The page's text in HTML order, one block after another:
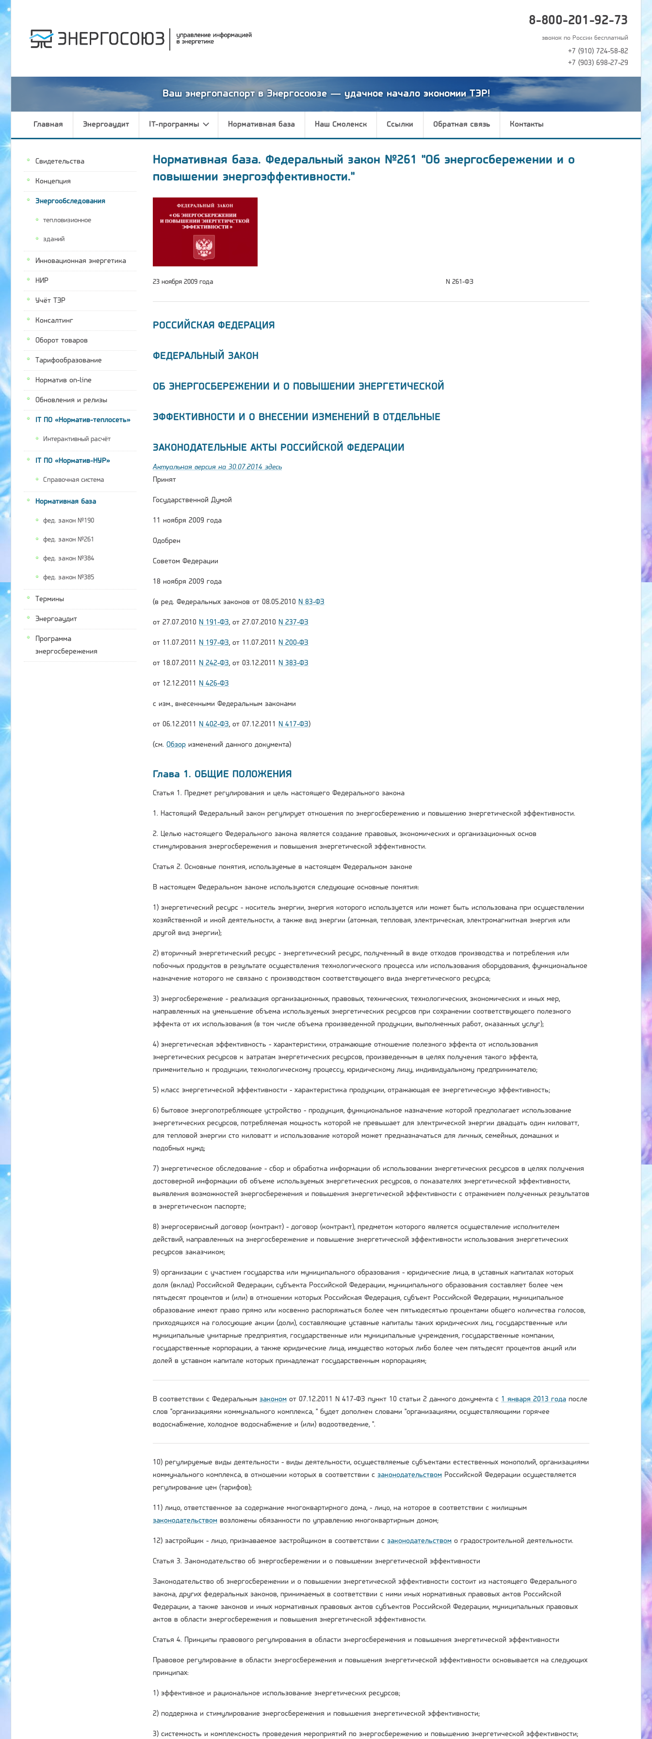
8-800-201-92-73
звонок по России бесплатный
+7 (910) 724-58-82
+7 (903) 698-27-29
Ваш энергопаспорт в Энергосоюзе — удачное начало экономии ТЭР!
Главная Энергоаудит IT-программы Нормативная база Наш Смоленск Ссылки Обратная связь Контакты
Свидетельства
Концепция
Энергообследования
тепловизионное
зданий
Инновационная энергетика
НИР
Учёт ТЭР
Консалтинг
Оборот товаров
Тарифообразование
Норматив on-line
Обновления и релизы
IT ПО «Норматив-теплосеть»
Интерактивный расчёт
IT ПО «Норматив-НУР»
Справочная система
Нормативная база
фед. закон №190
фед. закон №261
фед. закон №384
фед. закон №385
Термины
Энергоаудит
Программа
энергосбережения
Нормативная база. Федеральный закон №261 "Об энергосбережении и о
повышении энергоэффективности."
23 ноября 2009 года N 261-ФЗ
РОССИЙСКАЯ ФЕДЕРАЦИЯ
ФЕДЕРАЛЬНЫЙ ЗАКОН
ОБ ЭНЕРГОСБЕРЕЖЕНИИ И О ПОВЫШЕНИИ ЭНЕРГЕТИЧЕСКОЙ
ЭФФЕКТИВНОСТИ И О ВНЕСЕНИИ ИЗМЕНЕНИЙ В ОТДЕЛЬНЫЕ
ЗАКОНОДАТЕЛЬНЫЕ АКТЫ РОССИЙСКОЙ ФЕДЕРАЦИИ
Актуальная версия на 30.07.2014 здесь
Принят
Государственной Думой
11 ноября 2009 года
Одобрен
Советом Федерации
18 ноября 2009 года
(в ред. Федеральных законов от 08.05.2010 N 83-ФЗ
от 27.07.2010 N 191-ФЗ, от 27.07.2010 N 237-ФЗ
от 11.07.2011 N 197-ФЗ, от 11.07.2011 N 200-ФЗ
от 18.07.2011 N 242-ФЗ, от 03.12.2011 N 383-ФЗ
от 12.12.2011 N 426-ФЗ
с изм., внесенными Федеральным законами
от 06.12.2011 N 402-ФЗ, от 07.12.2011 N 417-ФЗ)
(см. Обзор изменений данного документа)
Глава 1. ОБЩИЕ ПОЛОЖЕНИЯ
Статья 1. Предмет регулирования и цель настоящего Федерального закона
1. Настоящий Федеральный закон регулирует отношения по энергосбережению и повышению энергетической эффективности.
2. Целью настоящего Федерального закона является создание правовых, экономических и организационных основ
стимулирования энергосбережения и повышения энергетической эффективности.
Статья 2. Основные понятия, используемые в настоящем Федеральном законе
В настоящем Федеральном законе используются следующие основные понятия:
1) энергетический ресурс - носитель энергии, энергия которого используется или может быть использована при осуществлении
хозяйственной и иной деятельности, а также вид энергии (атомная, тепловая, электрическая, электромагнитная энергия или
другой вид энергии);
2) вторичный энергетический ресурс - энергетический ресурс, полученный в виде отходов производства и потребления или
побочных продуктов в результате осуществления технологического процесса или использования оборудования, функциональное
назначение которого не связано с производством соответствующего вида энергетического ресурса;
3) энергосбережение - реализация организационных, правовых, технических, технологических, экономических и иных мер,
направленных на уменьшение объема используемых энергетических ресурсов при сохранении соответствующего полезного
эффекта от их использования (в том числе объема произведенной продукции, выполненных работ, оказанных услуг);
4) энергетическая эффективность - характеристики, отражающие отношение полезного эффекта от использования
энергетических ресурсов к затратам энергетических ресурсов, произведенным в целях получения такого эффекта,
применительно к продукции, технологическому процессу, юридическому лицу, индивидуальному предпринимателю;
5) класс энергетической эффективности - характеристика продукции, отражающая ее энергетическую эффективность;
6) бытовое энергопотребляющее устройство - продукция, функциональное назначение которой предполагает использование
энергетических ресурсов, потребляемая мощность которой не превышает для электрической энергии двадцать один киловатт,
для тепловой энергии сто киловатт и использование которой может предназначаться для личных, семейных, домашних и
подобных нужд;
7) энергетическое обследование - сбор и обработка информации об использовании энергетических ресурсов в целях получения
достоверной информации об объеме используемых энергетических ресурсов, о показателях энергетической эффективности,
выявления возможностей энергосбережения и повышения энергетической эффективности с отражением полученных результатов
в энергетическом паспорте;
8) энергосервисный договор (контракт) - договор (контракт), предметом которого является осуществление исполнителем
действий, направленных на энергосбережение и повышение энергетической эффективности использования энергетических
ресурсов заказчиком;
9) организации с участием государства или муниципального образования - юридические лица, в уставных капиталах которых
доля (вклад) Российской Федерации, субъекта Российской Федерации, муниципального образования составляет более чем
пятьдесят процентов и (или) в отношении которых Российская Федерация, субъект Российской Федерации, муниципальное
образование имеют право прямо или косвенно распоряжаться более чем пятьюдесятью процентами общего количества голосов,
приходящихся на голосующие акции (доли), составляющие уставные капиталы таких юридических лиц, государственные или
муниципальные унитарные предприятия, государственные или муниципальные учреждения, государственные компании,
государственные корпорации, а также юридические лица, имущество которых либо более чем пятьдесят процентов акций или
долей в уставном капитале которых принадлежат государственным корпорациям;
В соответствии с Федеральным законом от 07.12.2011 N 417-ФЗ пункт 10 статьи 2 данного документа с 1 января 2013 года после
слов "организациями коммунального комплекса, " будет дополнен словами "организациями, осуществляющими горячее
водоснабжение, холодное водоснабжение и (или) водоотведение, ".
10) регулируемые виды деятельности - виды деятельности, осуществляемые субъектами естественных монополий, организациями
коммунального комплекса, в отношении которых в соответствии с законодательством Российской Федерации осуществляется
регулирование цен (тарифов);
11) лицо, ответственное за содержание многоквартирного дома, - лицо, на которое в соответствии с жилищным
законодательством возложены обязанности по управлению многоквартирным домом;
12) застройщик - лицо, признаваемое застройщиком в соответствии с законодательством о градостроительной деятельности.
Статья 3. Законодательство об энергосбережении и о повышении энергетической эффективности
Законодательство об энергосбережении и о повышении энергетической эффективности состоит из настоящего Федерального
закона, других федеральных законов, принимаемых в соответствии с ними иных нормативных правовых актов Российской
Федерации, а также законов и иных нормативных правовых актов субъектов Российской Федерации, муниципальных правовых
актов в области энергосбережения и повышения энергетической эффективности.
Статья 4. Принципы правового регулирования в области энергосбережения и повышения энергетической эффективности
Правовое регулирование в области энергосбережения и повышения энергетической эффективности основывается на следующих
принципах:
1) эффективное и рациональное использование энергетических ресурсов;
2) поддержка и стимулирование энергосбережения и повышения энергетической эффективности;
3) системность и комплексность проведения мероприятий по энергосбережению и повышению энергетической эффективности;